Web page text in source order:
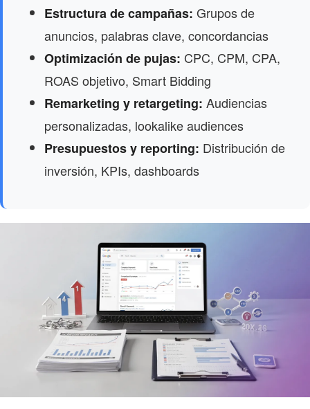
Estructura de campañas: Grupos de
anuncios, palabras clave, concordancias
Optimización de pujas: CPC, CPM, CPA,
ROAS objetivo, Smart Bidding
Remarketing y retargeting: Audiencias
personalizadas, lookalike audiences
Presupuestos y reporting: Distribución de
inversión, KPIs, dashboards